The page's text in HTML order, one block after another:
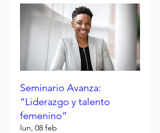
Seminario Avanza:
“Liderazgo y talento
femenino”
lun, 08 feb